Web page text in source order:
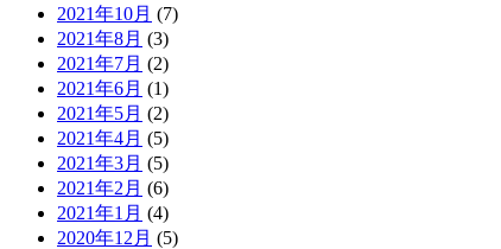
2021年10月 (7)
2021年8月 (3)
2021年7月 (2)
2021年6月 (1)
2021年5月 (2)
2021年4月 (5)
2021年3月 (5)
2021年2月 (6)
2021年1月 (4)
2020年12月 (5)